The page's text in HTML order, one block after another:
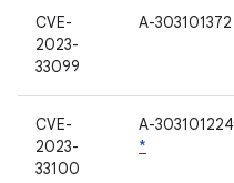
CVE-
2023-
33099
A-303101372
CVE-
2023-
33100
A-303101224
*